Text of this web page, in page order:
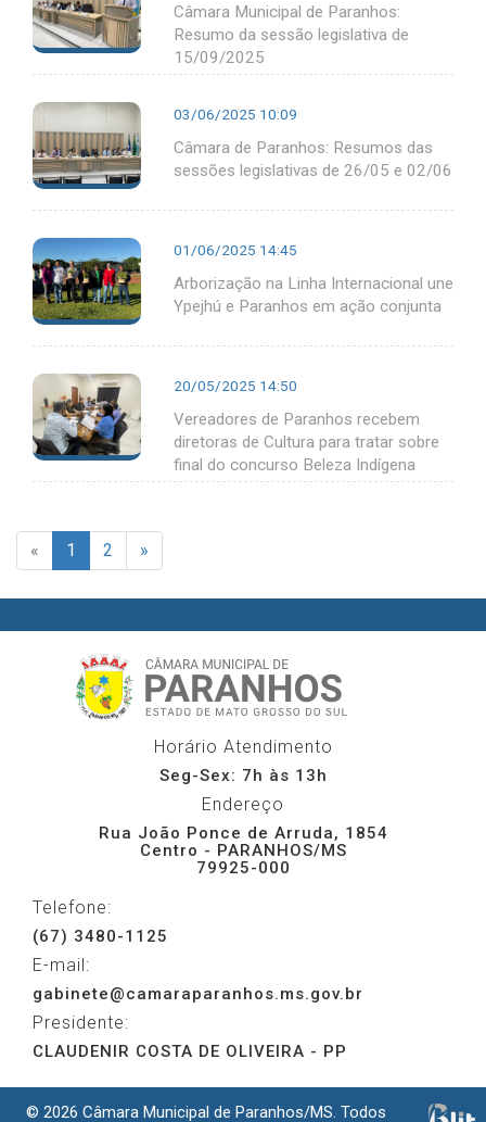
Câmara Municipal de Paranhos:
Resumo da sessão legislativa de
15/09/2025
03/06/2025 10:09
Câmara de Paranhos: Resumos das
sessões legislativas de 26/05 e 02/06
01/06/2025 14:45
Arborização na Linha Internacional une
Ypejhú e Paranhos em ação conjunta
20/05/2025 14:50
Vereadores de Paranhos recebem
diretoras de Cultura para tratar sobre
final do concurso Beleza Indígena
« 1 2 »
Horário Atendimento
Seg-Sex: 7h às 13h
Endereço
Rua João Ponce de Arruda, 1854
Centro - PARANHOS/MS
79925-000
Telefone:
(67) 3480-1125
E-mail:
gabinete@camaraparanhos.ms.gov.br
Presidente:
CLAUDENIR COSTA DE OLIVEIRA - PP
© 2026 Câmara Municipal de Paranhos/MS. Todos